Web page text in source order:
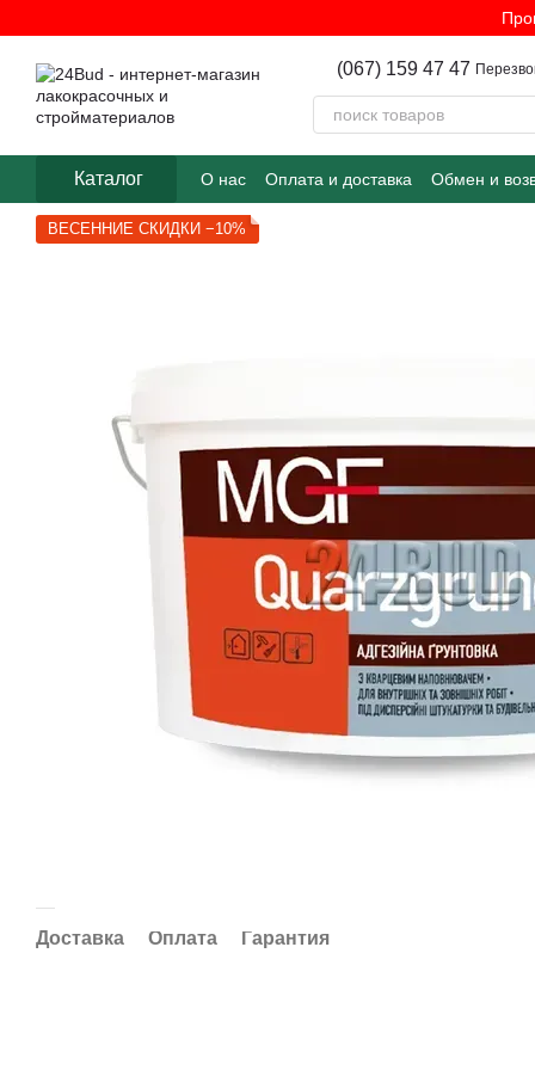
(067) 159 47 47
Каталог О нас Оплата и доставка Обмен и
ВЕСЕННИЕ СКИДКИ −10%
Доставка Оплата Гарантия